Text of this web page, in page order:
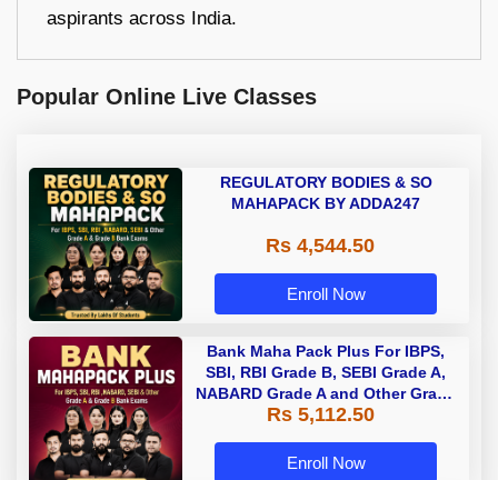
aspirants across India.
Popular Online Live Classes
REGULATORY BODIES & SO
MAHAPACK BY ADDA247
Rs 4,544.50
Enroll Now
Bank Maha Pack Plus For IBPS,
SBI, RBI Grade B, SEBI Grade A,
NABARD Grade A and Other Grade
A & Grade B Bank Exams
Rs 5,112.50
Enroll Now